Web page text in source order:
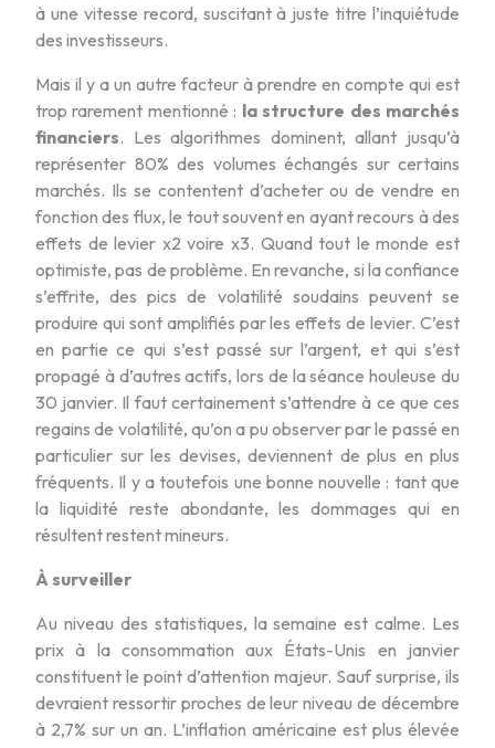
à une vitesse record, suscitant à juste titre l’inquiétude
des investisseurs.
Mais il y a un autre facteur à prendre en compte qui est
trop rarement mentionné : la structure des marchés
financiers. Les algorithmes dominent, allant jusqu’à
représenter 80% des volumes échangés sur certains
marchés. Ils se contentent d’acheter ou de vendre en
fonction des flux, le tout souvent en ayant recours à des
effets de levier x2 voire x3. Quand tout le monde est
optimiste, pas de problème. En revanche, si la confiance
s’effrite, des pics de volatilité soudains peuvent se
produire qui sont amplifiés par les effets de levier. C’est
en partie ce qui s’est passé sur l’argent, et qui s’est
propagé à d’autres actifs, lors de la séance houleuse du
30 janvier. Il faut certainement s’attendre à ce que ces
regains de volatilité, qu’on a pu observer par le passé en
particulier sur les devises, deviennent de plus en plus
fréquents. Il y a toutefois une bonne nouvelle : tant que
la liquidité reste abondante, les dommages qui en
résultent restent mineurs.
À surveiller
Au niveau des statistiques, la semaine est calme. Les
prix à la consommation aux États-Unis en janvier
constituent le point d’attention majeur. Sauf surprise, ils
devraient ressortir proches de leur niveau de décembre
à 2,7% sur un an. L’inflation américaine est plus élevée